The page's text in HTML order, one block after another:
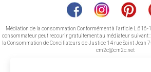
Médiation de la consommation Conformément à l’article L.616-
consommateur peut recourir gratuitement au médiateur suivant :
la Consommation de Conciliateurs de Justice 14 rue Saint
cm2c@cm2c.net